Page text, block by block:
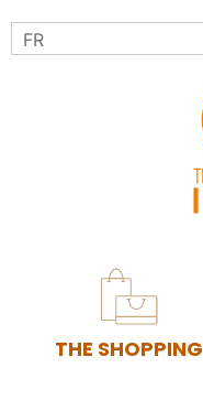
THE SHOPPING
FR